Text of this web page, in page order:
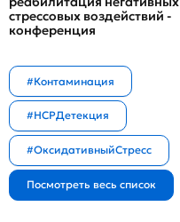
стрессовых воздействий -
конференция
#Контаминация
#HCPДетекция
#ОксидативныйСтресс